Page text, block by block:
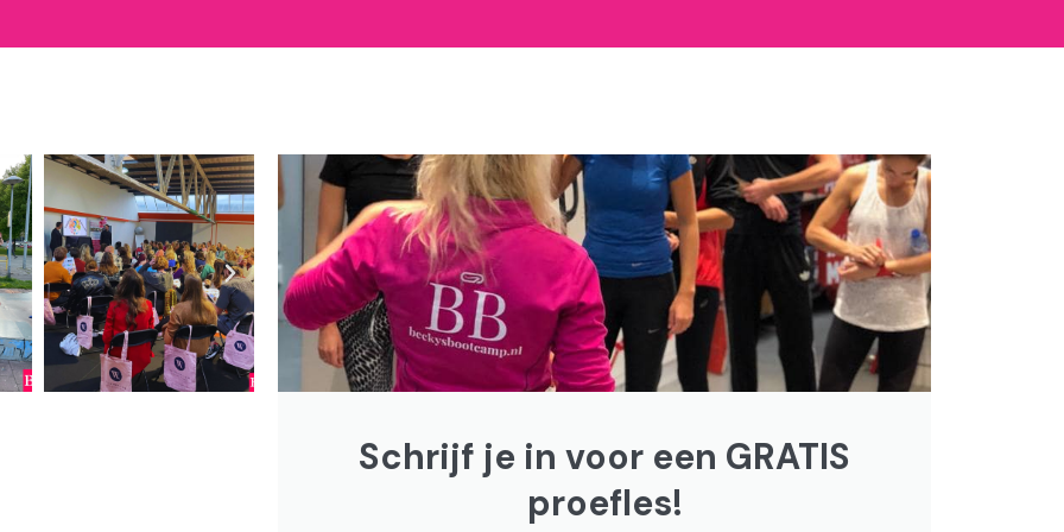
N
e
x
t
Schrijf je in voor een GRATIS
proefles!